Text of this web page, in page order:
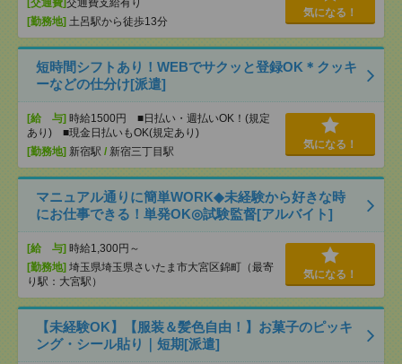
[交通費] 交通費支給有り
[勤務地] 土呂駅から徒歩13分
気になる！
短時間シフトあり！WEBでサクッと登録OK＊クッキ
ーなどの仕分け[派遣]
[給 与] 時給1500円 ■日払い・週払いOK！(規定
あり) ■現金日払いもOK(規定あり)
[勤務地] 新宿駅 / 新宿三丁目駅
気になる！
マニュアル通りに簡単WORK◆未経験から好きな時
にお仕事できる！単発OK◎試験監督[アルバイト]
[給 与] 時給1,300円～
[勤務地] 埼玉県埼玉県さいたま市大宮区錦町（最寄
り駅：大宮駅）
気になる！
【未経験OK】【服装＆髪色自由！】お菓子のピッキ
ング・シール貼り｜短期[派遣]